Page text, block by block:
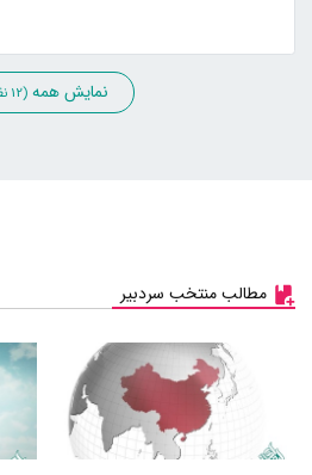
نمایش همه(12 نظر)
مطالب منتخب سردبیر